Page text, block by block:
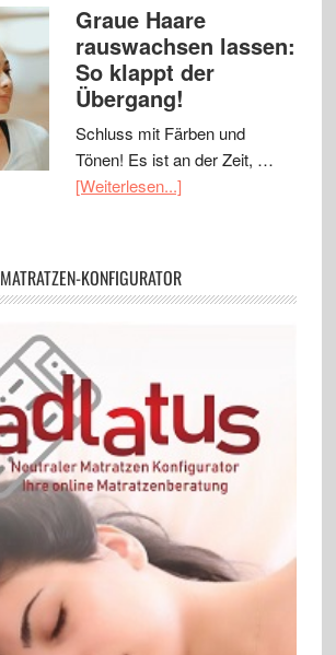
Graue Haare
rauswachsen lassen:
So klappt der
Übergang!
Schluss mit Färben und
Tönen! Es ist an der Zeit, …
[Weiterlesen...]
MATRATZEN-KONFIGURATOR